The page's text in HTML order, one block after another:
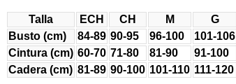
Talla ECH CH M G
Busto (cm)
84-89 90-95 96-100 101-106
Cintura (cm) 60-70 71-80 81-90 91-100
Cadera (cm) 81-89 90-100 101-110 111-120